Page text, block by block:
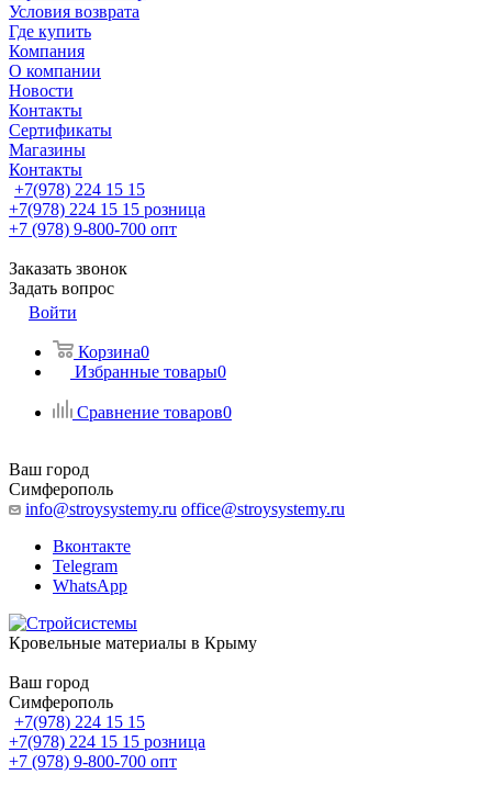
Условия возврата
Где купить
Компания
О компании
Новости
Контакты
Сертификаты
Магазины
Контакты
+7(978) 224 15 15
+7(978) 224 15 15 розница
+7 (978) 9-800-700 опт
Заказать звонок
Задать вопрос
Войти
Корзина0
Избранные товары0
Сравнение товаров0
Ваш город
Симферополь
info@stroysystemy.ru office@stroysystemy.ru
Вконтакте
Telegram
WhatsApp
Кровельные материалы в Крыму
Ваш город
Симферополь
+7(978) 224 15 15
+7(978) 224 15 15 розница
+7 (978) 9-800-700 опт